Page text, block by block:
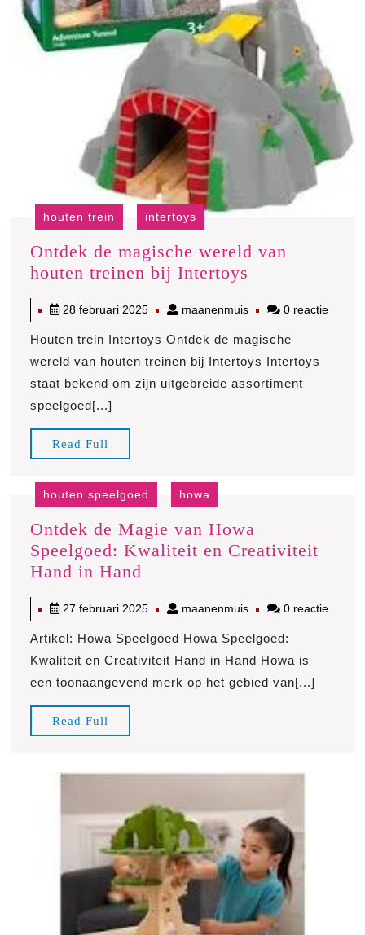
houten trein intertoys
Ontdek de magische wereld van
houten treinen bij Intertoys
magische
wereld
van
houten
28 februari 202528
2025
maanenmuismaanenmuis
0 reactie
Houten trein Intertoys Ontdek de magische
wereld van houten treinen bij Intertoys Intertoys
staat bekend om zijn uitgebreide assortiment
speelgoed[...]
Read Full
Full
houten speelgoed howa
Ontdek de Magie van Howa
Speelgoed: Kwaliteit en Creativiteit
Hand in Hand
Magie
van
Howa
Speelgoed:
Hand
27 februari 202527
2025
maanenmuismaanenmuis
0 reactie
Artikel: Howa Speelgoed Howa Speelgoed:
Kwaliteit en Creativiteit Hand in Hand Howa is
een toonaangevend merk op het gebied van[...]
Read Full
Full